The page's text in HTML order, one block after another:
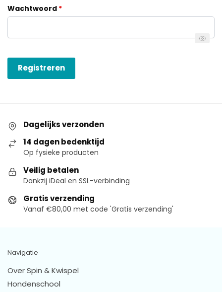
Wachtwoord *
Registreren
Dagelijks verzonden
14 dagen bedenktijd
Op fysieke producten
Veilig betalen
Dankzij iDeal en SSL-verbinding
Gratis verzending
Vanaf €80,00 met code 'Gratis verzending'
Navigatie
Over Spin & Kwispel
Hondenschool